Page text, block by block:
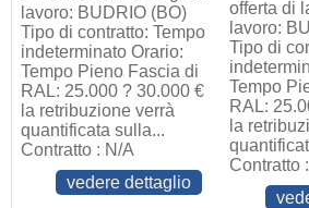
lavoro: BUDRIO (BO)
Tipo di contratto: Tempo
indeterminato Orario:
Tempo Pieno Fascia di
RAL: 25.000 ? 30.000 €
la retribuzione verrà
quantificata sulla...
Contratto : N/A
vedere dettaglio
offerta di
lavoro:
Tipo di
Tempo
RAL:
la
Contratto